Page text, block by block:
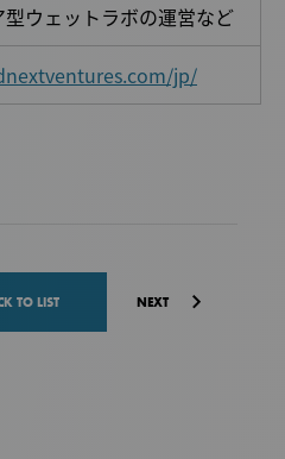
ウェットラボの運営など
jp/
TO LIST NEXT